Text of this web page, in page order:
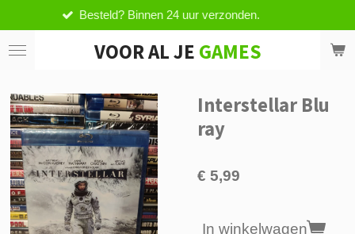
direct
naar
VOOR AL JE GAMES
Binnen 24 uur verzonden.
Interstellar Blu
ray
€ 5,99
In winkelwagen